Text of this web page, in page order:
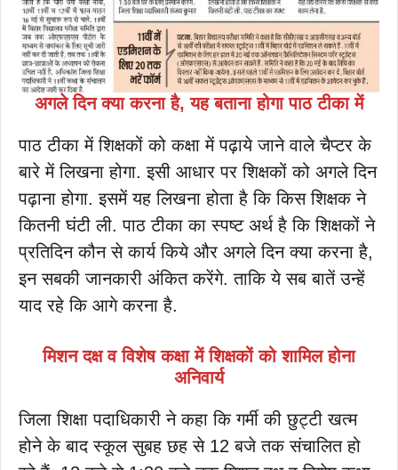
अगले दिन क्या करना है, यह बताना होगा पाठ टीका में
पाठ टीका में शिक्षकों को कक्षा में पढ़ाये जाने वाले चैप्टर के
बारे में लिखना होगा. इसी आधार पर शिक्षकों को अगले दिन
पढ़ाना होगा. इसमें यह लिखना होता है कि किस शिक्षक ने
कितनी घंटी ली. पाठ टीका का स्पष्ट अर्थ है कि शिक्षकों ने
प्रतिदिन कौन से कार्य किये और अगले दिन क्या करना है,
इन सबकी जानकारी अंकित करेंगे. ताकि ये सब बातें उन्हें
याद रहे कि आगे करना है.
मिशन दक्ष व विशेष कक्षा में शिक्षकों को शामिल होना
अनिवार्य
जिला शिक्षा पदाधिकारी ने कहा कि गर्मी की छुट्टी खत्म
होने के बाद स्कूल सुबह छह से 12 बजे तक संचालित हो